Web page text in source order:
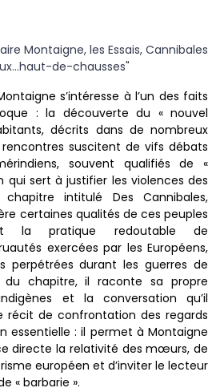
Montaigne, les Essais, Cannibales
de-chausses"
s’intéresse à l’un des faits
: la découverte du « nouvel
décrits dans de nombreux
suscitent de vifs débats
souvent qualifiés de «
qui sert à justifier les violences des
intitulé Des Cannibales,
certaines qualités de ces peuples
la pratique redoutable de
exercées par les Européens,
durant les guerres de
du chapitre, il raconte sa propre
et la conversation qu’il
récit de confrontation des regards
essentielle : il permet à Montaigne
directe la relativité des mœurs, de
européen et d’inviter le lecteur
« barbarie ».